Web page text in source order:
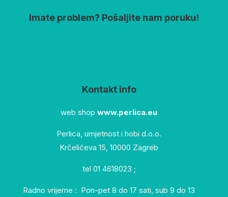
Imate problem? Pošaljite nam poruku!
Kontakt info
web shop www.perlica.eu
Perlica, umjetnost i hobi d.o.o.
Krčelićeva 15, 10000 Zagreb
tel 01 4618023 ;
Radno vrijeme : Pon-pet 8 do 17 sati, sub 9 do 13